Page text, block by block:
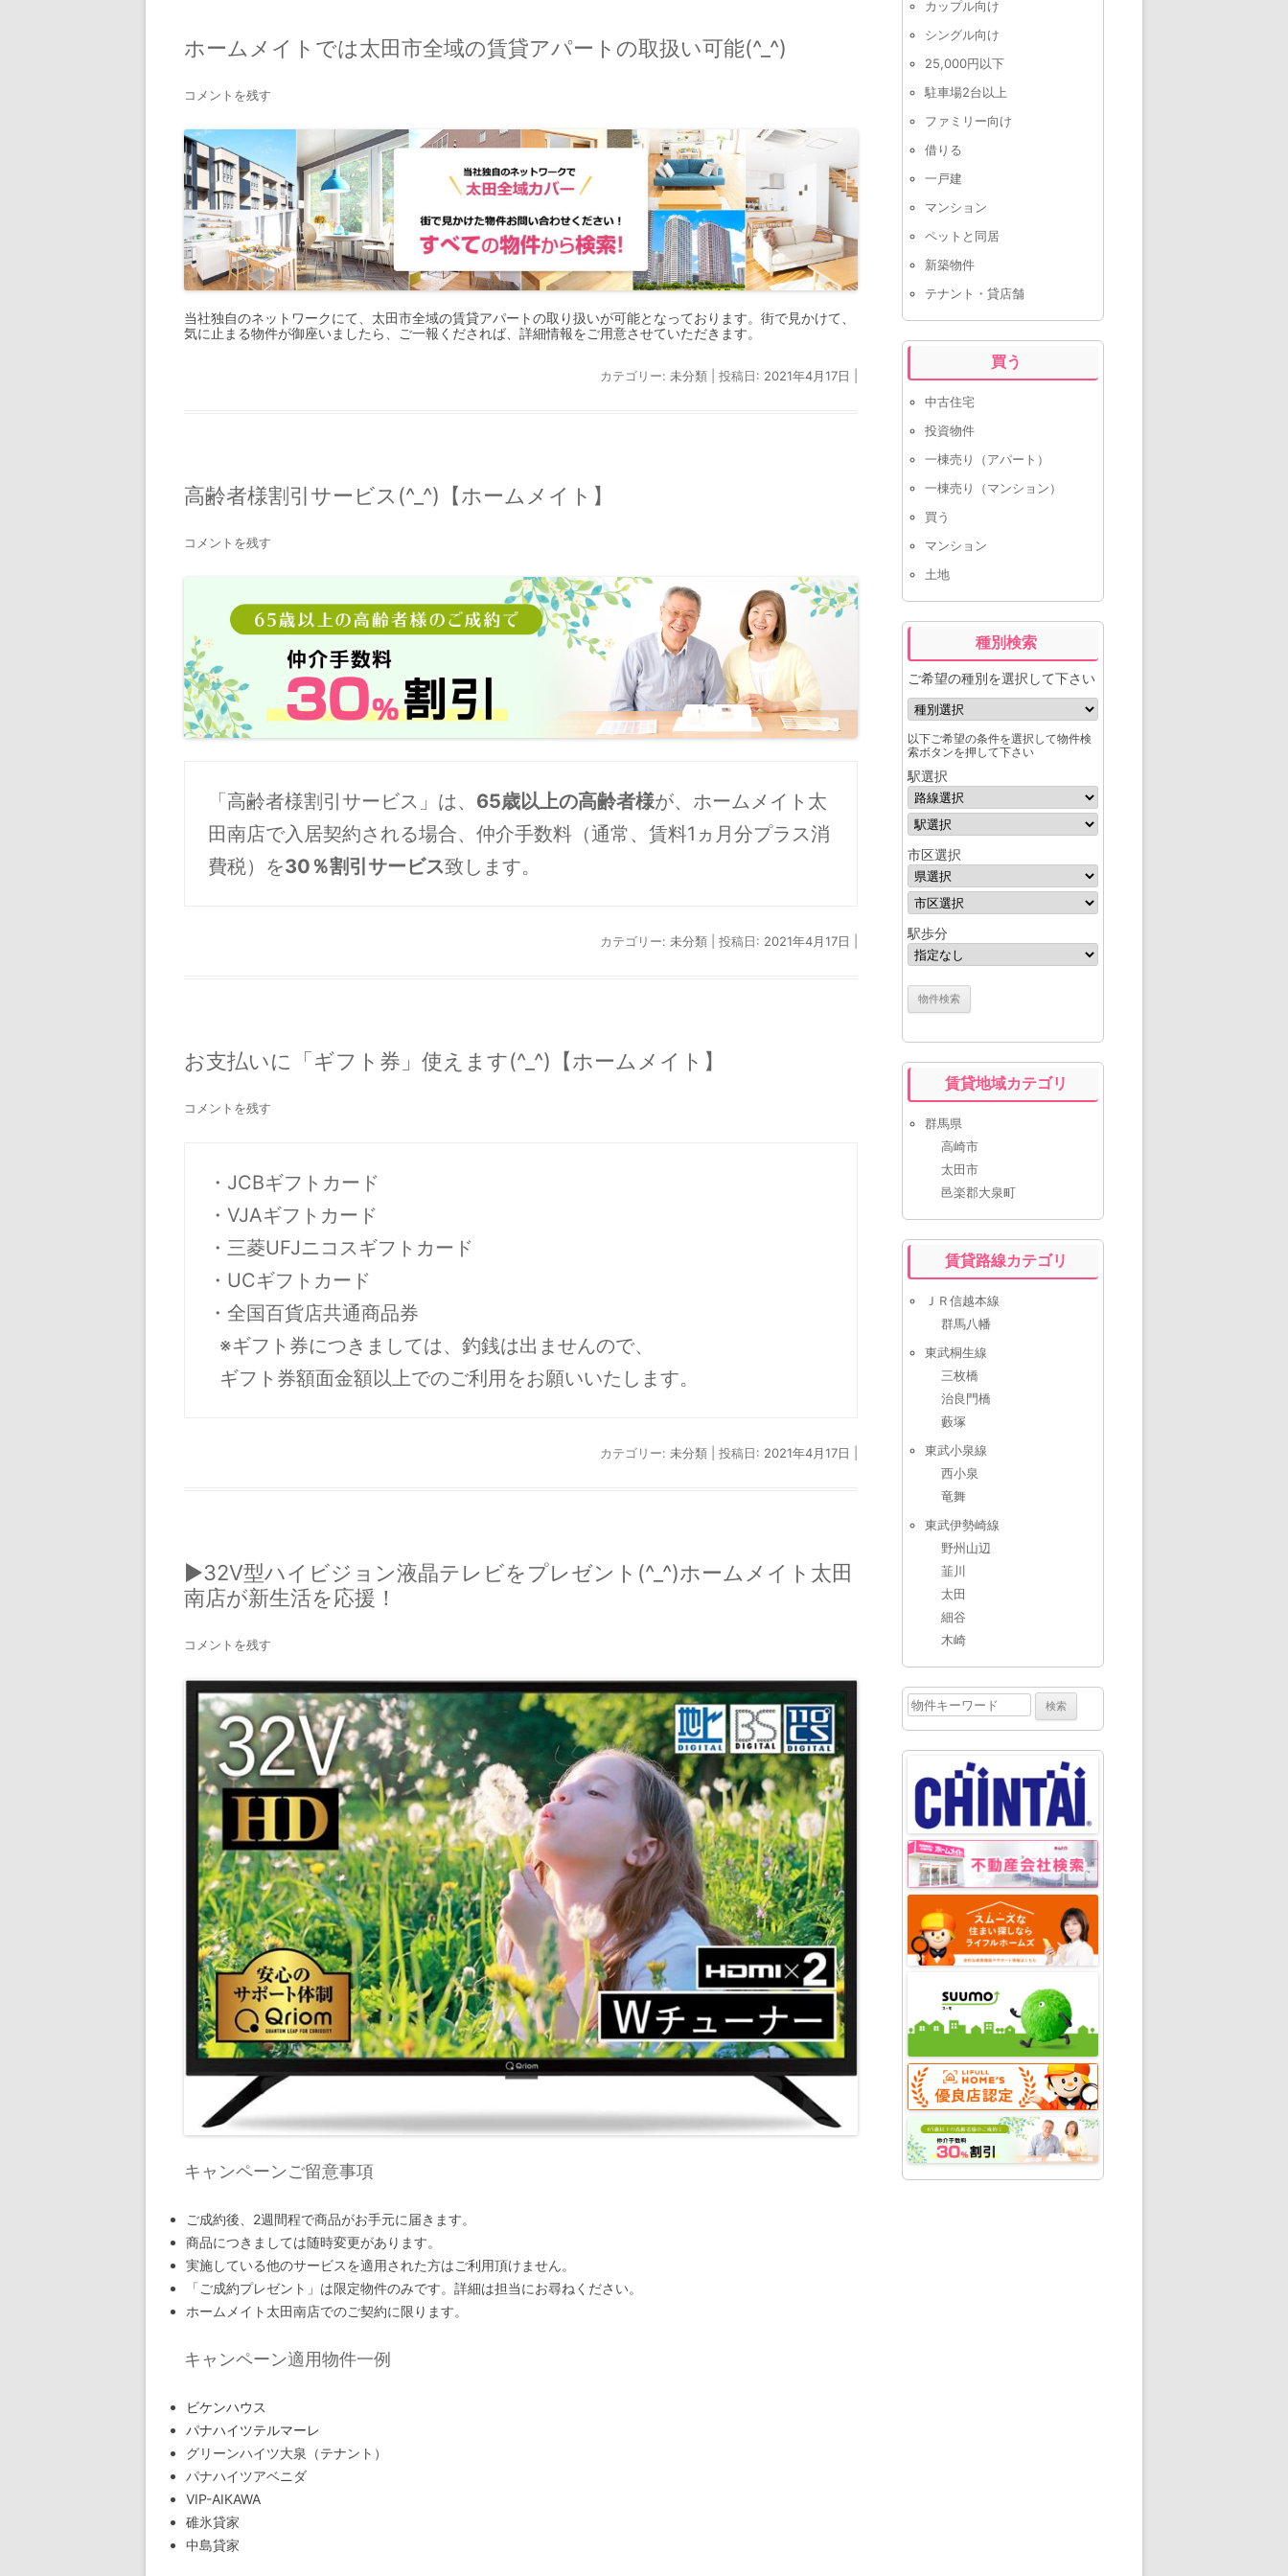
ホームメイトでは太田市全域の賃貸アパートの取扱い可能(^_^)
コメントを残す
当社独自のネットワークにて、太田市全域の賃貸アパートの取り扱いが可能となっております。街で見かけて、
気に止まる物件が御座いましたら、ご一報くだされば、詳細情報をご用意させていただきます。
カテゴリー: 未分類 | 投稿日: 2021年4月17日
高齢者様割引サービス(^_^)【ホームメイト】
コメントを残す
「高齢者様割引サービス」は、 65歳以上の高齢者様が、ホームメイト太
田南店で入居契約される場合、仲介手数料（通常、賃料1ヵ月分プラス消
費税）を30％割引サービス致します。
カテゴリー: 未分類 | 投稿日: 2021年4月17日
お支払いに「ギフト券」使えます(^_^)【ホームメイト】
コメントを残す
・JCBギフトカード
・VJAギフトカード
・三菱UFJニコスギフトカード
・UCギフトカード
・全国百貨店共通商品券
  ギフト券額面金額以上でのご利用をお願いいたします。
カテゴリー: 未分類 | 投稿日: 2021年4月17日
▶32V型ハイビジョン液晶テレビをプレゼント(^_^)ホームメイト太田
南店が新生活を応援！
コメントを残す
キャンペーンご留意事項
ご成約後、2週間程で商品がお手元に届きます。
商品につきましては随時変更があります。
実施している他のサービスを適用された方はご利用頂けません。
「ご成約プレゼント」は限定物件のみです。詳細は担当にお尋ねください。
ホームメイト太田南店でのご契約に限ります。
キャンペーン適用物件一例
ビケンハウス
パナハイツテルマーレ
グリーンハイツ大泉（テナント）
パナハイツアベニダ
VIP-AIKAWA
碓氷貸家
中島貸家
カップル向け
シングル向け
25,000円以下
駐車場2台以上
ファミリー向け
借りる
一戸建
マンション
ペットと同居
新築物件
テナント・貸店舗
買う
中古住宅
投資物件
一棟売り（アパート）
一棟売り（マンション）
買う
マンション
土地
種別検索
ご希望の種別を選択して下さい
以下ご希望の条件を選択して物件検
索ボタンを押して下さい
駅選択
市区選択
駅歩分
賃貸地域カテゴリ
群馬県
高崎市
太田市
邑楽郡大泉町
賃貸路線カテゴリ
ＪＲ信越本線
群馬八幡
東武桐生線
三枚橋
治良門橋
藪塚
東武小泉線
西小泉
竜舞
東武伊勢崎線
野州山辺
韮川
太田
細谷
木崎